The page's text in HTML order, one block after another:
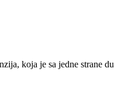
koja je sa jedne strane